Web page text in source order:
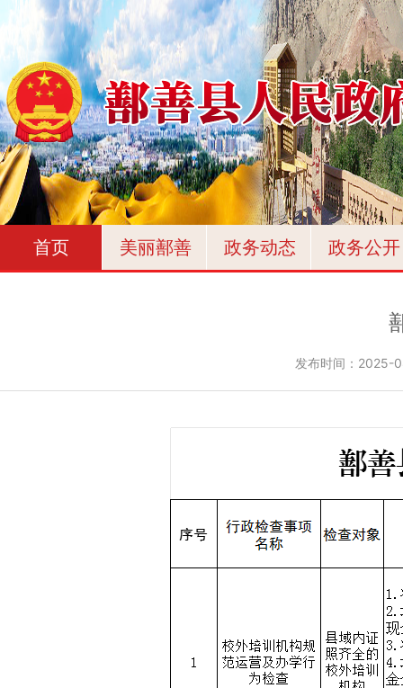
首页 美丽鄯善 政务动态 政务公开
发布时间： 2025-